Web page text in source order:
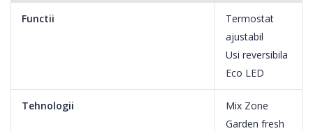
Functii
Termostat
ajustabil
Usi reversibila
Eco LED
Tehnologii
Mix Zone
Garden fresh